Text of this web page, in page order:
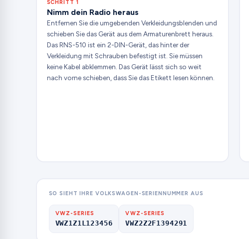
SCHRITT 1
Nimm dein Radio heraus
Entfernen Sie die umgebenden Verkleidungsblenden und
schieben Sie das Gerät aus dem Armaturenbrett heraus.
Das RNS-510 ist ein 2-DIN-Gerät, das hinter der
Verkleidung mit Schrauben befestigt ist. Sie müssen
keine Kabel abklemmen. Das Gerät lässt sich so weit
nach vorne schieben, dass Sie das Etikett lesen können.
SO SIEHT IHRE VOLKSWAGEN-SERIENNUMMER AUS
VWZ-SERIES
VWZ1Z1L123456
VWZ-SERIES
VWZ2Z2F1394291